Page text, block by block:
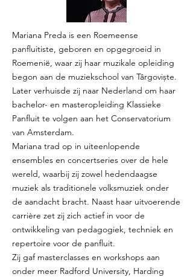
Mariana Preda is een Roemeense
panfluitiste, geboren en opgegroeid in
Roemenië, waar zij haar muzikale opleiding
begon aan de muziekschool van Târgoviște.
Later verhuisde zij naar Nederland om haar
bachelor- en masteropleiding Klassieke
Panfluit te volgen aan het Conservatorium
van Amsterdam.
Mariana trad op in uiteenlopende
ensembles en concertseries over de hele
wereld, waarbij zij zowel hedendaagse
muziek als traditionele volksmuziek onder
de aandacht bracht. Naast haar uitvoerende
carrière zet zij zich actief in voor de
ontwikkeling van pedagogiek, techniek en
repertoire voor de panfluit.
Zij gaf masterclasses en workshops aan
onder meer Radford University, Harding